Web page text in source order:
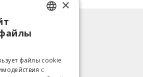
Информация
Возврат товара
LITHUANIAN
ESTONIAN
×
файлы cookie
с